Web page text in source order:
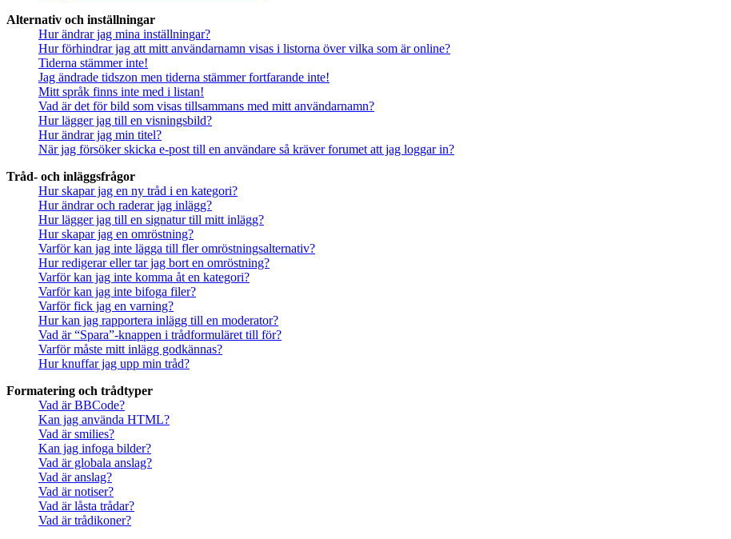
Alternativ och inställningar
Hur ändrar jag mina inställningar?
Hur förhindrar jag att mitt användarnamn visas i listorna över vilka som är online?
Tiderna stämmer inte!
Jag ändrade tidszon men tiderna stämmer fortfarande inte!
Mitt språk finns inte med i listan!
Vad är det för bild som visas tillsammans med mitt användarnamn?
Hur lägger jag till en visningsbild?
Hur ändrar jag min titel?
När jag försöker skicka e-post till en användare så kräver forumet att jag loggar in?
Tråd- och inläggsfrågor
Hur skapar jag en ny tråd i en kategori?
Hur ändrar och raderar jag inlägg?
Hur lägger jag till en signatur till mitt inlägg?
Hur skapar jag en omröstning?
Varför kan jag inte lägga till fler omröstningsalternativ?
Hur redigerar eller tar jag bort en omröstning?
Varför kan jag inte komma åt en kategori?
Varför kan jag inte bifoga filer?
Varför fick jag en varning?
Hur kan jag rapportera inlägg till en moderator?
Vad är “Spara”-knappen i trådformuläret till för?
Varför måste mitt inlägg godkännas?
Hur knuffar jag upp min tråd?
Formatering och trådtyper
Vad är BBCode?
Kan jag använda HTML?
Vad är smilies?
Kan jag infoga bilder?
Vad är globala anslag?
Vad är anslag?
Vad är notiser?
Vad är låsta trådar?
Vad är trådikoner?